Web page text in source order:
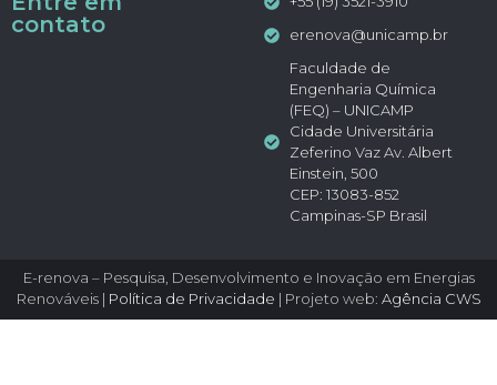
contato
erenova@unicamp.br
Faculdade de
Engenharia Química
(FEQ) – UNICAMP
Cidade Universitária
Zeferino Vaz Av. Albert
Einstein, 500
CEP: 13083-852
Campinas-SP Brasil
E-renova – Pesquisa, Desenvolvimento e Inovação em Energias
Renováveis | Política de Privacidade | Projeto web: Agência CWS